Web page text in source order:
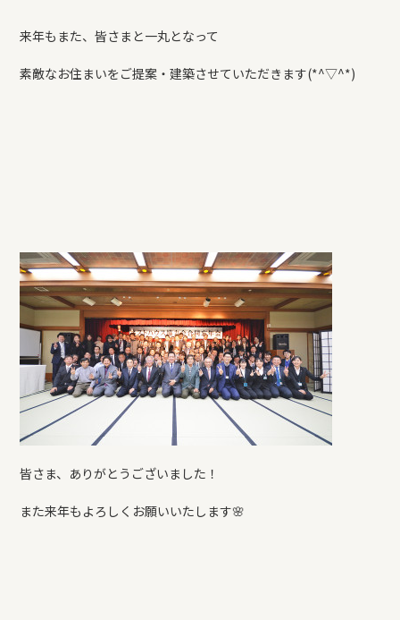
来年もまた、皆さまと一丸となって
素敵なお住まいをご提案・建築させていただきます(*^▽^*)
皆さま、ありがとうございました！
また来年もよろしくお願いいたします🌸